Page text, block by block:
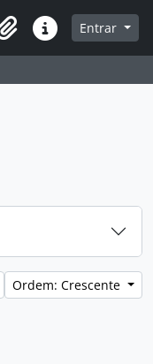
de navegação
Atalhos Entrar
Ordem: Crescente